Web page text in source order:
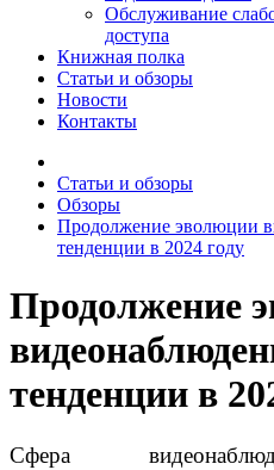
Обслуживание
доступа
Книжная полка
Статьи и обзоры
Новости
Контакты
Статьи и обзоры
Обзоры
Продолжение эволюции
тенденции в 2024 году
Продолжение
тенденции в
Сфера